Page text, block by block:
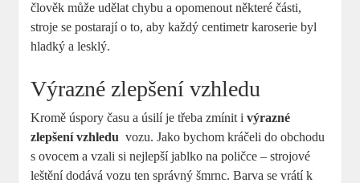
člověk může udělat chybu a ​opomenout některé části,
stroje se postarají o to, ‌aby⁢ každý ⁢centimetr karoserie byl
hladký⁤ a lesklý.
Výrazné zlepšení vzhledu
Kromě úspory času a úsilí⁤ je třeba ⁢zmínit ivýrazné‍
zlepšení vzhledu ⁢ vozu. Jako bychom kráčeli do obchodu
s ovocem a vzali si⁤ nejlepší jablko⁤ na poličce – strojové
leštění dodává vozu ten správný⁢ šmrnc.‌ Barva se⁢ vrátí k